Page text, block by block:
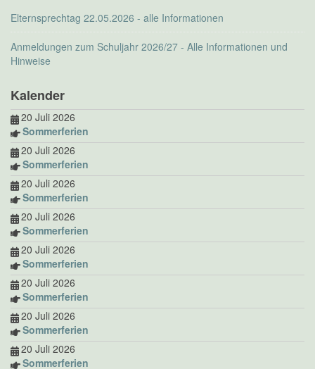
Elternsprechtag 22.05.2026 - alle Informationen
Anmeldungen zum Schuljahr 2026/27 - Alle Informationen und
Hinweise
Kalender
20 Juli 2026
Sommerferien
20 Juli 2026
Sommerferien
20 Juli 2026
Sommerferien
20 Juli 2026
Sommerferien
20 Juli 2026
Sommerferien
20 Juli 2026
Sommerferien
20 Juli 2026
Sommerferien
20 Juli 2026
Sommerferien